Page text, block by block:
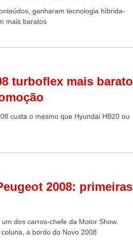
ganharam tecnologia híbrida-
mais baratos
turboflex mais barato
custa o mesmo que Hyundai HB20 ou
2008: primeiras
dos carros-chefe da Motor Show.
a bordo do Novo 2008